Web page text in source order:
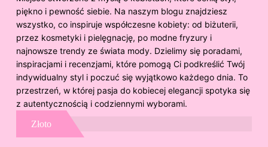
piękno i pewność siebie. Na naszym blogu znajdziesz
wszystko, co inspiruje współczesne kobiety: od biżuterii,
przez kosmetyki i pielęgnację, po modne fryzury i
najnowsze trendy ze świata mody. Dzielimy się poradami,
inspiracjami i recenzjami, które pomogą Ci podkreślić Twój
indywidualny styl i poczuć się wyjątkowo każdego dnia. To
przestrzeń, w której pasja do kobiecej elegancji spotyka się
z autentycznością i codziennymi wyborami.
Złoto